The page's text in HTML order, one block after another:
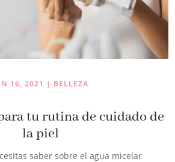
16, 2021 | BELLEZA
tu rutina de cuidado de
la piel
saber sobre el agua micelar